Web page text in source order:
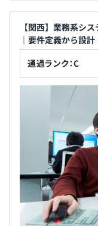
【関西】業務系シ
｜要件定義から設
通過ランク：C